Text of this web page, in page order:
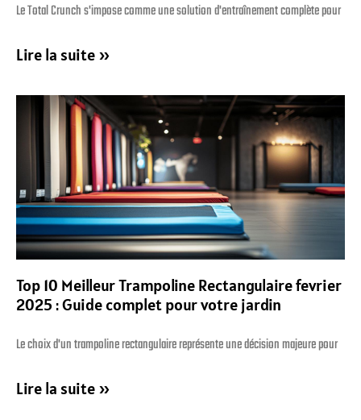
Le Total Crunch s'impose comme une solution d'entraînement complète pour
Lire la suite »
Top 10 Meilleur Trampoline Rectangulaire fevrier
2025 : Guide complet pour votre jardin
Le choix d'un trampoline rectangulaire représente une décision majeure pour
Lire la suite »